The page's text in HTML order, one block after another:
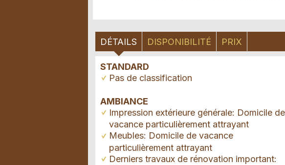
DÉTAILS DISPONIBILITÉ PRIX
STANDARD
Pas de classification
AMBIANCE
Impression extérieure générale: Domicile de
vacance particulièrement attrayant
Meubles: Domicile de vacance
particulièrement attrayant
Derniers travaux de rénovation important: